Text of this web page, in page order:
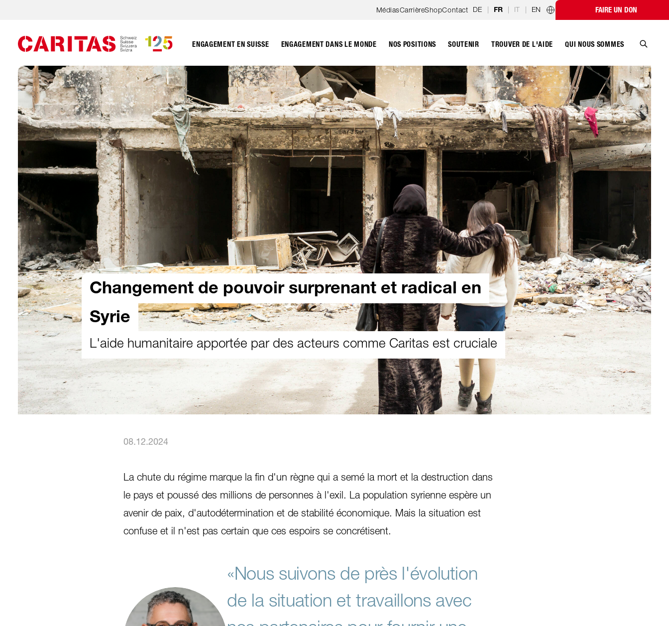
Aller au contenu
MédiasCarrièreShopContact DE | FR | IT | EN
Programmes par paysFAIRE UN DON
ENGAGEMENT EN SUISSE ENGAGEMENT DANS LE MONDE NOS POSITIONS SOUTENIR TROUVER DE L'AIDE QUI NOUS SOMMES
Changement de pouvoir surprenant et radical en
Syrie
L'aide humanitaire apportée par des acteurs comme Caritas est cruciale
08.12.2024
La chute du régime marque la fin d'un règne qui a semé la mort et la destruction dans
le pays et poussé des millions de personnes à l'exil. La population syrienne espère un
avenir de paix, d'autodétermination et de stabilité économique. Mais la situation est
confuse et il n'est pas certain que ces espoirs se concrétisent.
«Nous suivons de près l'évolution
de la situation et travaillons avec